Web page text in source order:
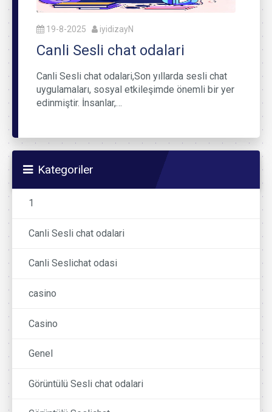
19-8-2025 iyidizayN
Canli Sesli chat odalari
Canli Sesli chat odalari,Son yıllarda sesli chat
uygulamaları, sosyal etkileşimde önemli bir yer
edinmiştir. İnsanlar,…
Kategoriler
1
Canli Sesli chat odalari
Canli Seslichat odasi
casino
Casino
Genel
Görüntülü Sesli chat odalari